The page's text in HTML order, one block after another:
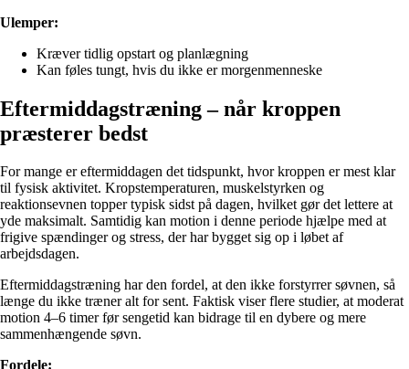
Ulemper:
Kræver tidlig opstart og planlægning
Kan føles tungt, hvis du ikke er morgenmenneske
Eftermiddagstræning – når kroppen
præsterer bedst
For mange er eftermiddagen det tidspunkt, hvor kroppen er mest klar
til fysisk aktivitet. Kropstemperaturen, muskelstyrken og
reaktionsevnen topper typisk sidst på dagen, hvilket gør det lettere at
yde maksimalt. Samtidig kan motion i denne periode hjælpe med at
frigive spændinger og stress, der har bygget sig op i løbet af
arbejdsdagen.
Eftermiddagstræning har den fordel, at den ikke forstyrrer søvnen, så
længe du ikke træner alt for sent. Faktisk viser flere studier, at moderat
motion 4–6 timer før sengetid kan bidrage til en dybere og mere
sammenhængende søvn.
Fordele: